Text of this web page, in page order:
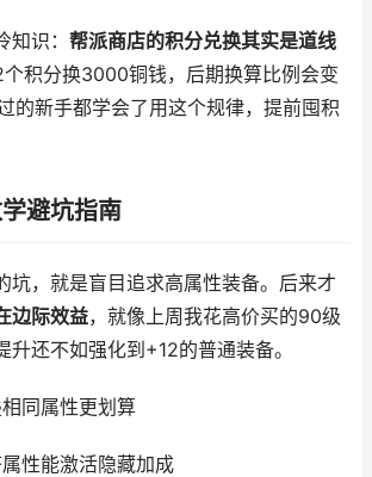
识： 帮派商店的积分兑换其实是道线
积分换3000铜钱，后期换算比例会变
的新手都学会了用这个规律，提前囤积
避坑指南
坑，就是盲目追求高属性装备。后来才
边际效益，就像上周我花高价买的90级
升还不如强化到+12的普通装备。
同属性更划算
性能激活隐藏加成